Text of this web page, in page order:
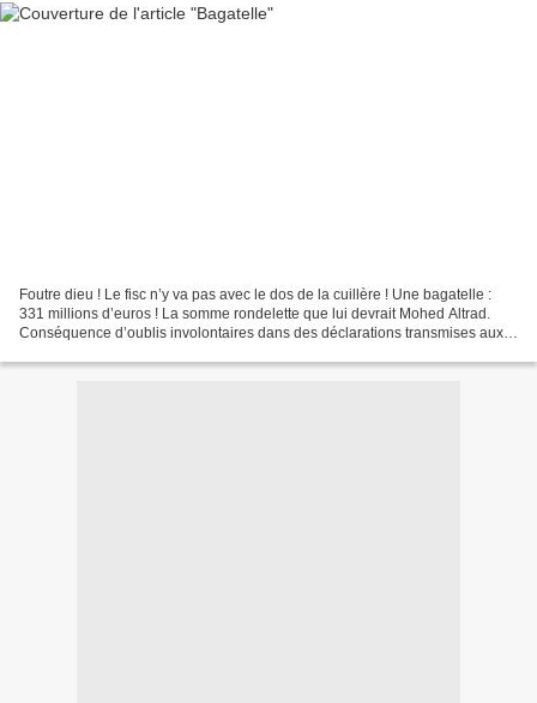
Foutre dieu ! Le fisc n’y va pas avec le dos de la cuillère ! Une bagatelle :
331 millions d’euros ! La somme rondelette que lui devrait Mohed Altrad.
Conséquence d’oublis involontaires dans des déclarations transmises aux